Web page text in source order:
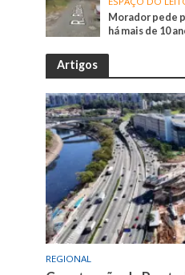
Morador pede
há mais de 10
Artigos
REGIONAL